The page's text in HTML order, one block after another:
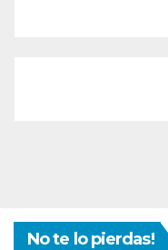
No te lo pierdas!